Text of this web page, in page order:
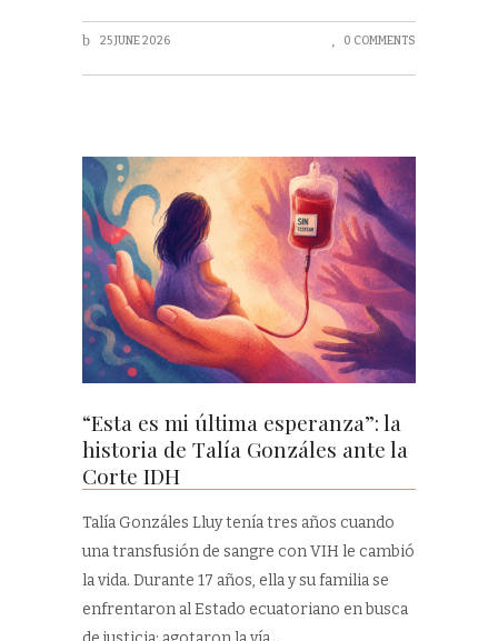
25 JUNE 2026 0 COMMENTS
“Esta es mi última esperanza”: la
historia de Talía Gonzáles ante la
Corte IDH
Talía Gonzáles Lluy tenía tres años cuando
una transfusión de sangre con VIH le cambió
la vida. Durante 17 años, ella y su familia se
enfrentaron al Estado ecuatoriano en busca